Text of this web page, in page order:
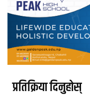
प्रतिक्रिया दिनुहोस्